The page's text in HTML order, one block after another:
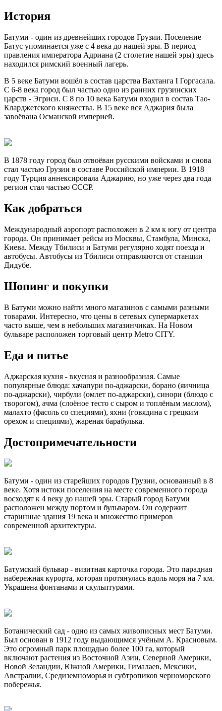
История
Батуми - один из древнейших городов Грузии. Поселение
Батус упоминается уже с 4 века до нашей эры. В период
правления императора Адриана (2 столетие нашей эры) здесь
находился римский военный лагерь.
В 5 веке Батуми вошёл в состав царства Вахтанга I Горгасала.
С 6-8 века город был частью одно из ранних грузинских
царств - Эгриси. С 8 по 10 века Батуми входил в состав Тао-
Кларджетского княжества. В 15 веке вся Аджария была
завоёвана Османской империей.
В 1878 году город был отвоёван русскими войсками и снова
стал частью Грузии в составе Российской империи. В 1918
году Турция аннексировала Аджарию, но уже через два года
регион стал частью СССР.
Как добраться
Международный аэропорт расположен в 2 км к югу от центра
города. Он принимает рейсы из Москвы, Стамбула, Минска,
Киева. Между Тбилиси и Батуми регулярно ходят поезда и
автобусы. Автобусы из Тбилиси отправляются от станции
Дидубе.
Шопинг и покупки
В Батуми можно найти много магазинов с самыми разными
товарами. Интересно, что цены в сетевых супермаркетах
часто выше, чем в небольших магазинчиках. На Новом
бульваре расположен торговый центр Metro CITY.
Еда и питье
Аджарская кухня - вкусная и разнообразная. Самые
популярные блюда: хачапури по-аджарски, борано (яичница
по-аджарски), чирбули (омлет по-аджарски), синори (блюдо с
творогом), ачма (слоёное тесто с сыром и топлёным маслом),
малахто (фасоль со специями), яхни (говядина с грецким
орехом и специями), жареная барабулька.
Достопримечательности
Батуми - один из старейших городов Грузии, основанный в 8
веке. Хотя истоки поселения на месте современного города
восходят к 4 веку до нашей эры. Старый город Батуми
расположен между портом и бульваром. Он содержит
старинные здания 19 века и множество примеров
современной архитектуры.
Батумский бульвар - визитная карточка города. Это парадная
набережная курорта, которая протянулась вдоль моря на 7 км.
Украшена фонтанами и скульптурами.
Ботанический сад - одно из самых живописных мест Батуми.
Был основан в 1912 году выдающимся учёным А. Красновым.
Это огромный парк площадью более 100 га, который
включают растения из Восточной Азии, Северной Америки,
Новой Зеландии, Южной Америки, Гималаев, Мексики,
Австралии, Средиземноморья и субтропиков черноморского
побережья.